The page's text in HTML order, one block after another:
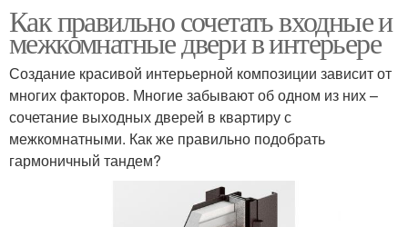
Как правильно сочетать входные и
межкомнатные двери в интерьере
Создание красивой интерьерной композиции зависит от
многих факторов. Многие забывают об одном из них –
сочетание выходных дверей в квартиру с
межкомнатными. Как же правильно подобрать
гармоничный тандем?